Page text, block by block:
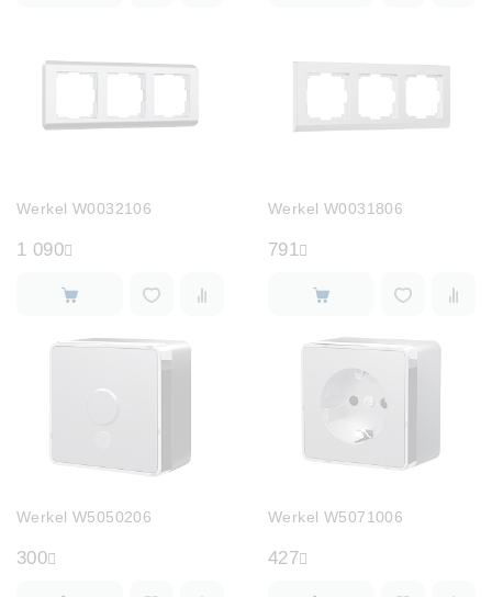
Werkel W0032106
1 090
Werkel W0031806
791
Werkel W5050206
300
Werkel W5071006
427